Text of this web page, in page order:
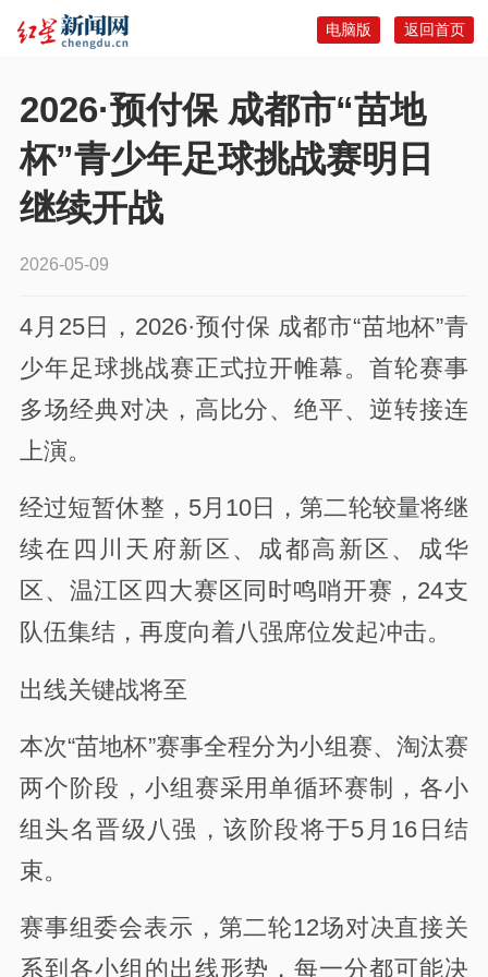
返回首页
电脑版
2026·预付保 成都市“苗地
杯”青少年足球挑战赛明日
继续开战
2026-05-09
4月25日，2026·预付保 成都市“苗地杯”青
少年足球挑战赛正式拉开帷幕。首轮赛事
多场经典对决，高比分、绝平、逆转接连
上演。
经过短暂休整，5月10日，第二轮较量将继
续在四川天府新区、成都高新区、成华
区、温江区四大赛区同时鸣哨开赛，24支
队伍集结，再度向着八强席位发起冲击。
出线关键战将至
本次“苗地杯”赛事全程分为小组赛、淘汰赛
两个阶段，小组赛采用单循环赛制，各小
组头名晋级八强，该阶段将于5月16日结
束。
赛事组委会表示，第二轮12场对决直接关
系到各小组的出线形势，每一分都可能决